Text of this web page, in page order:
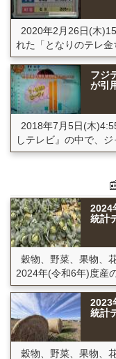
2020年2月26日(木
れた「となりのテレ金
フジ
が引
2018年7月5日(木
しテレビ』の中で、ジ
2024
統計
穀物、野菜、果物、
2024年(令和6年)度産
2023
統計
穀物、野菜、果物、